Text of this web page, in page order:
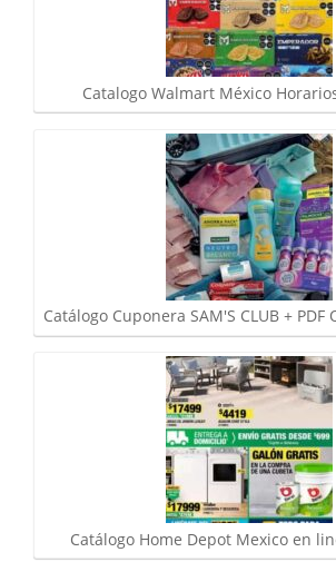
Catalogo Walmart México
Catálogo Cuponera SAM'S CLUB + PDF
Catálogo Home Depot Mexico en